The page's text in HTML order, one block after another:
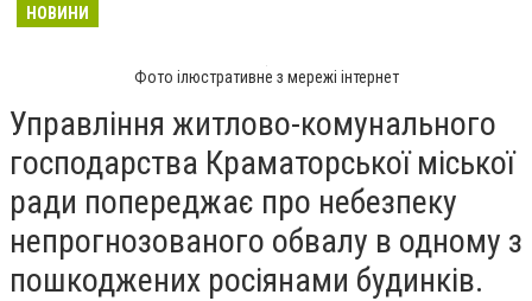
НОВИНИ
Фото ілюстративне з мережі інтернет
Управління житлово-комунального
господарства Краматорської міської
ради попереджає про небезпеку
непрогнозованого обвалу в одному з
пошкоджених росіянами будинків.